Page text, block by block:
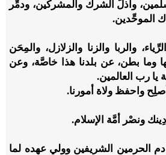
وأذلَّ الشرك والمشركين، ودمِّر
الموحِّدين.
والربا والزنا والزلازل، والمِحَن
وما بطن، عن بلدنا هذا خاصَّة، وعن
يا رب العالمين.
واحفظ ولاة أمورنا.
ونصْر أمَّة الإسلام.
الحرمين الشريفين وولي عهده لما